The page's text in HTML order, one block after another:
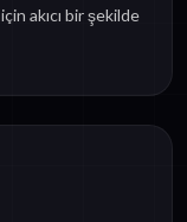
akıcı bir şekilde